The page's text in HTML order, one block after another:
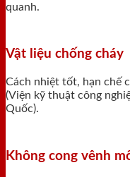
quanh.
Vật liệu chống cháy
Cách nhiệt tốt, hạn chế
(Viện kỹ thuật công
Quốc).
Không cong vênh